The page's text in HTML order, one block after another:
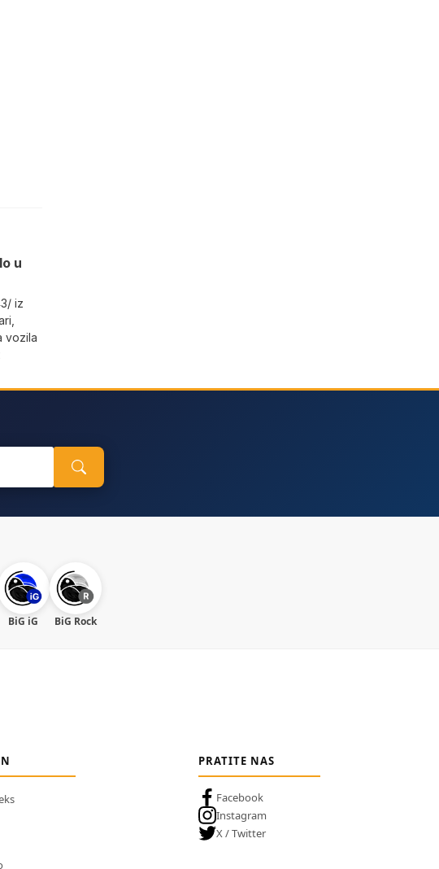
u
iz
vozila
BiG iG BiG Rock
PRATITE NAS
Facebook
Instagram
X / Twitter